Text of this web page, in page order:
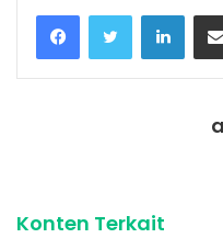
FacebookTwitter
Konten Terkait